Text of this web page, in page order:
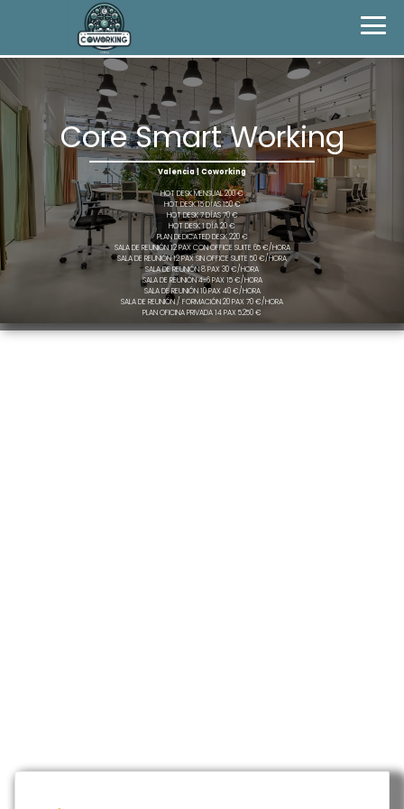
Core Smart Working
Valencia | Coworking
HOT DESK MENSUAL 200 €
HOT DESK 15 DÍAS 150 €
HOT DESK 7 DÍAS 70 €
HOT DESK 1 DÍA 20 €
PLAN DEDICATED DESK 220 €
SALA DE REUNIÓN 12 PAX CON OFFICE SUITE 65 €/HORA
SALA DE REUNIÓN 12 PAX SIN OFFICE SUITE 50 €/HORA
SALA DE REUNIÓN 8 PAX 30 €/HORA
SALA DE REUNIÓN 4-6 PAX 15 €/HORA
SALA DE REUNIÓN 10 PAX 40 €/HORA
SALA DE REUNIÓN / FORMACIÓN 20 PAX 70 €/HORA
PLAN OFICINA PRIVADA 14 PAX 5.250 €